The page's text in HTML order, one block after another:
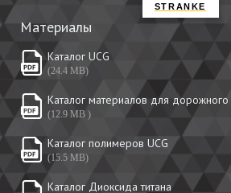
STRANKE
Материалы
Каталог UCG
(24.4 MB)
Каталог материалов для дорожного
(12.9 MB )
Каталог полимеров UCG
(15.5 MB)
Каталог Диоксида титана